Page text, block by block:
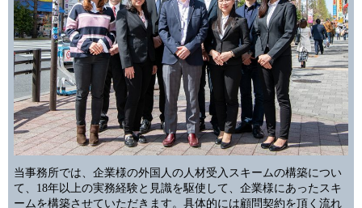
当事務所では、企業様の外国人の人材受入スキームの構築につい
て、18年以上の実務経験と見識を駆使して、企業様にあったスキ
ームを構築させていただきます。具体的には顧問契約を頂く流れ